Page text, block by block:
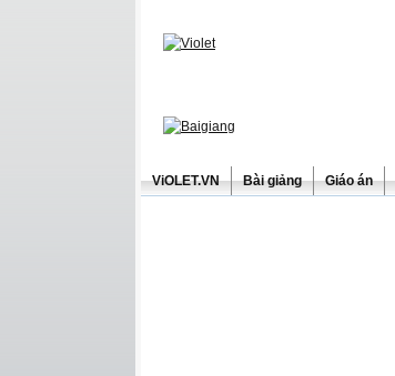
ViOLET.VN Bài giảng Giáo án